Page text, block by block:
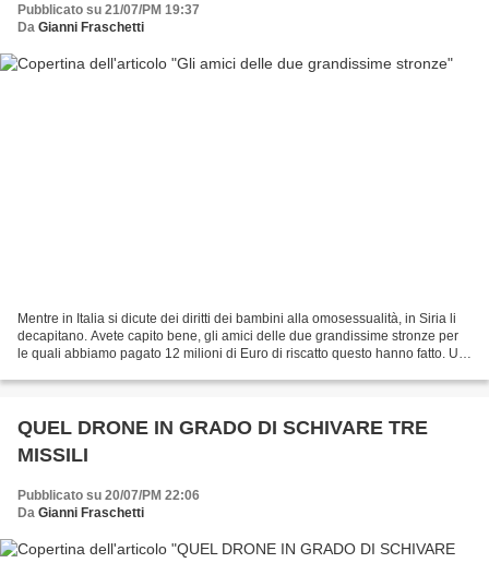
Pubblicato su 21/07/PM 19:37
Da Gianni Fraschetti
Mentre in Italia si dicute dei diritti dei bambini alla omosessualità, in Siria li
decapitano. Avete capito bene, gli amici delle due grandissime stronze per
le quali abbiamo pagato 12 milioni di Euro di riscatto questo hanno fatto. Un
QUEL DRONE IN GRADO DI SCHIVARE TRE
MISSILI
Pubblicato su 20/07/PM 22:06
Da Gianni Fraschetti